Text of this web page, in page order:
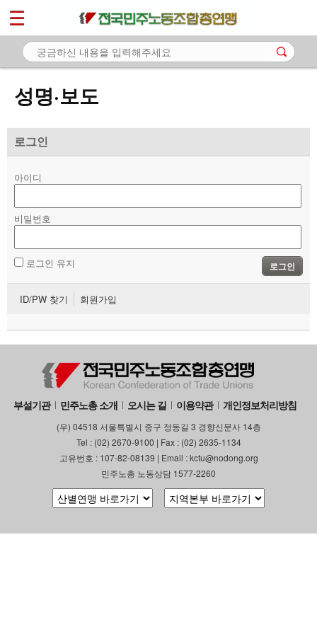
성명·보도
로그인
아이디
비밀번호
로그인 유지 로그인
ID/PW 찾기 회원가입
부설기관 민주노총 소개 오시는 길 이용약관 개인정보처리방침
(우) 04518 서울특별시 중구 정동길 3 경향신문사 14층
Tel : (02) 2670-9100 | Fax : (02) 2635-1134
고유번호 : 107-82-08139 | Email : kctu@nodong.org
민주노총 노동상담 1577-2260
마이페이지
소개
- 공지사항
- 성명·보도
자료
부설기관
업무